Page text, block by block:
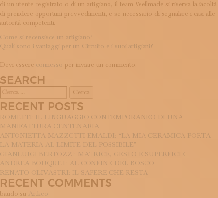
di un utente registrato o di un artigiano, il team Wellmade si riserva la facoltà
di prendere opportuni provvedimenti, e se necessario di segnalare i casi alle
autorità competenti.
NAVIGAZIONE
ARTICOLI
Come si recensisce un artigiano?
Quali sono i vantaggi per un Circuito e i suoi artigiani?
Devi essere connesso per inviare un commento.
SEARCH
per:
RECENT POSTS
ROMETTI: IL LINGUAGGIO CONTEMPORANEO DI UNA
MANIFATTURA CENTENARIA
ANTONIETTA MAZZOTTI EMALDI: “LA MIA CERAMICA PORTA
LA MATERIA AL LIMITE DEL POSSIBILE”
GIANLUIGI BERTOZZI: MATRICE, GESTO E SUPERFICIE
ANDREA BOUQUET: AL CONFINE DEL BOSCO
RENATO OLIVASTRI: IL SAPERE CHE RESTA
RECENT COMMENTS
baudo su Artkeo